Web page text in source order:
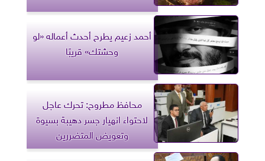
أحمد زعيم يطرح أحدث أعماله «لو
وحشتك» قريبًا
محافظ مطروح: تحرك عاجل
لاحتواء انهيار جسر دهيبة بسيوة
وتعويض المتضررين